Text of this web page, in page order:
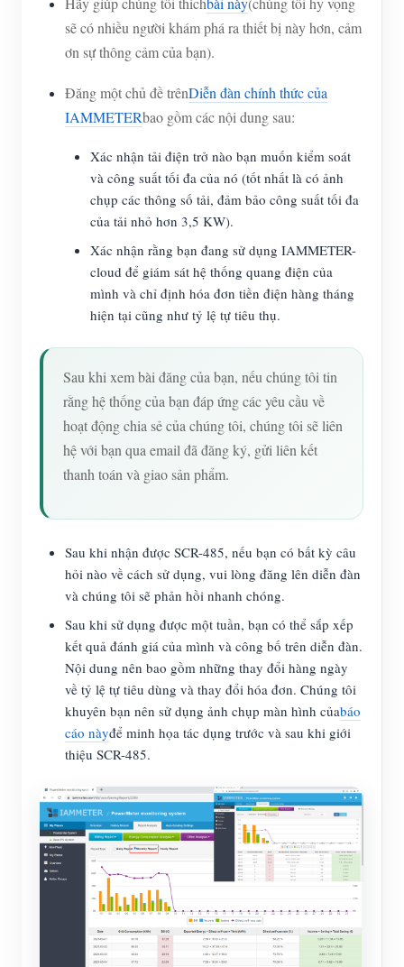
sẽ có nhiều người khám phá ra thiết bị này hơn, cảm
ơn sự thông cảm của bạn).
Đăng một chủ đề trênDiễn đàn chính thức của
IAMMETERbao gồm các nội dung sau:
Xác nhận tải điện trở nào bạn muốn kiểm soát
và công suất tối đa của nó (tốt nhất là có ảnh
chụp các thông số tải, đảm bảo công suất tối đa
của tải nhỏ hơn 3,5 KW).
Xác nhận rằng bạn đang sử dụng IAMMETER-
cloud để giám sát hệ thống quang điện của
mình và chỉ định hóa đơn tiền điện hàng tháng
hiện tại cũng như tỷ lệ tự tiêu thụ.
Sau khi xem bài đăng của bạn, nếu chúng tôi tin
rằng hệ thống của bạn đáp ứng các yêu cầu về
hoạt động chia sẻ của chúng tôi, chúng tôi sẽ liên
hệ với bạn qua email đã đăng ký, gửi liên kết
thanh toán và giao sản phẩm.
Sau khi nhận được SCR-485, nếu bạn có bất kỳ câu
hỏi nào về cách sử dụng, vui lòng đăng lên diễn đàn
và chúng tôi sẽ phản hồi nhanh chóng.
Sau khi sử dụng được một tuần, bạn có thể sắp xếp
kết quả đánh giá của mình và công bố trên diễn đàn.
Nội dung nên bao gồm những thay đổi hàng ngày
về tỷ lệ tự tiêu dùng và thay đổi hóa đơn. Chúng tôi
khuyên bạn nên sử dụng ảnh chụp màn hình củabáo
cáo nàyđể minh họa tác dụng trước và sau khi giới
thiệu SCR-485.